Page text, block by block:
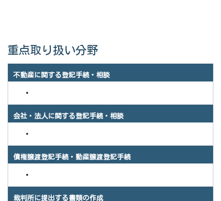
重点取り扱い分野
不動産に関する登記手続・相談
会社・法人に関する登記手続・相談
債権譲渡登記手続・動産譲渡登記手続
裁判所に提出する書類の作成